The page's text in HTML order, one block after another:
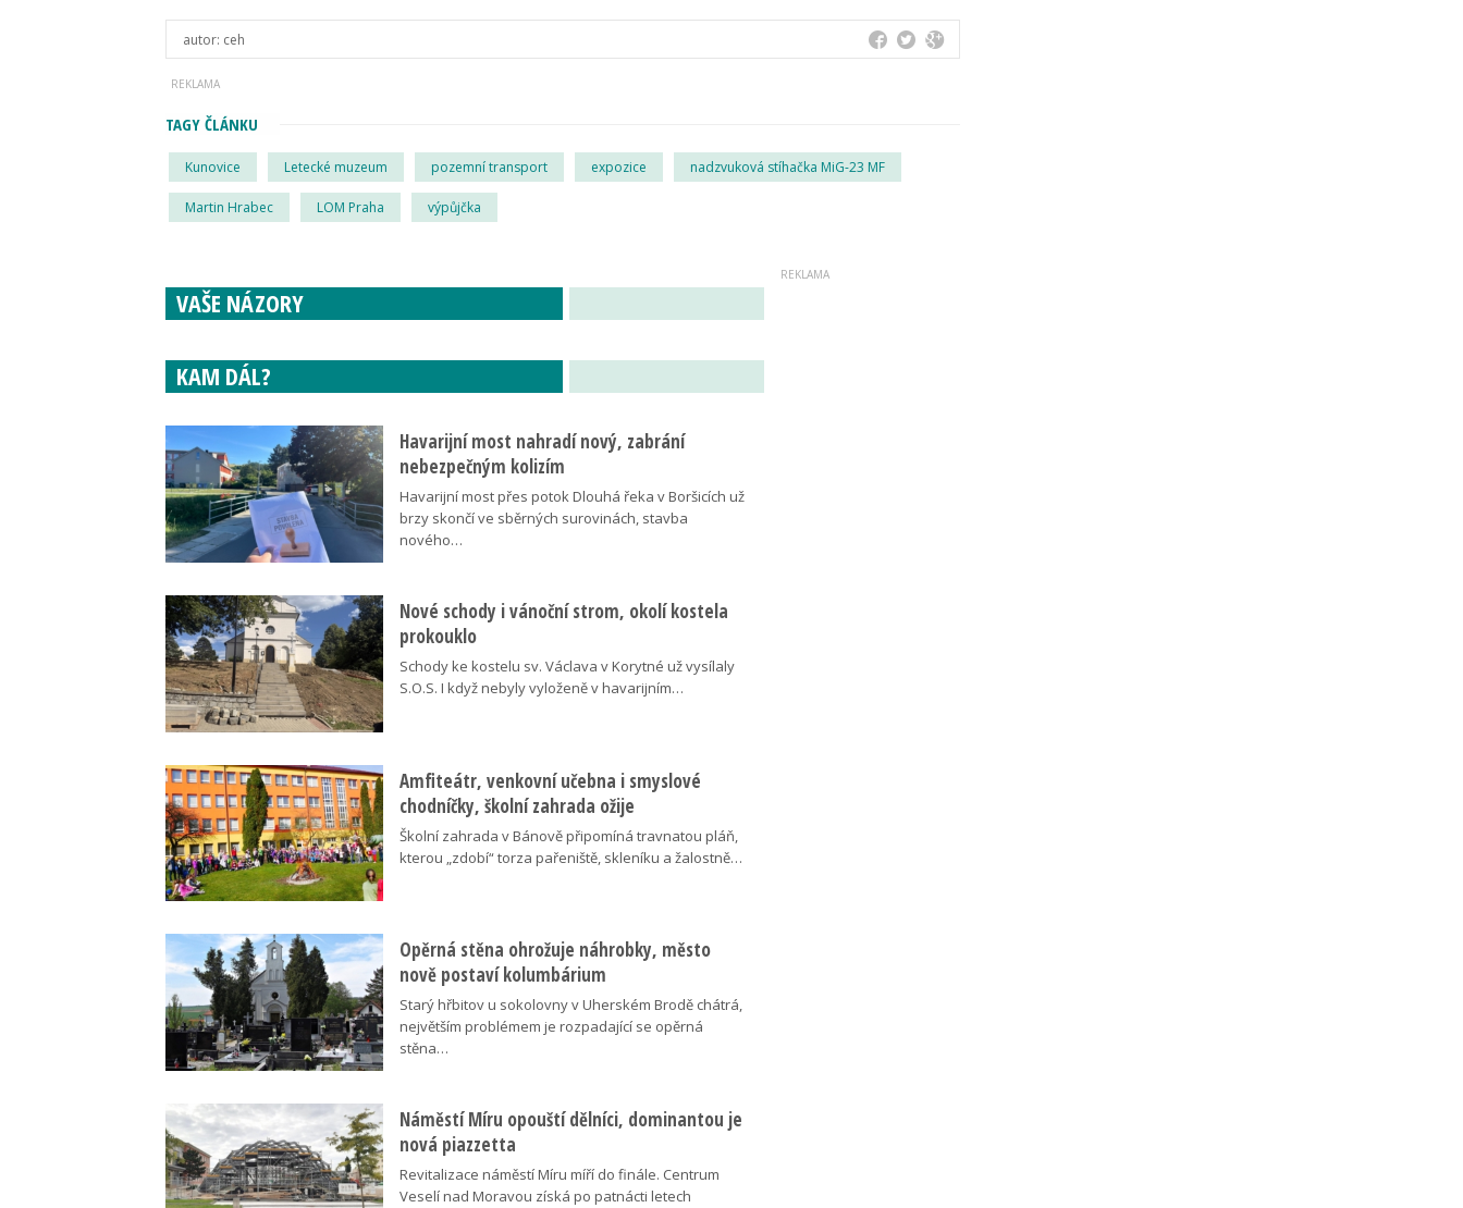
autor: ceh
TAGY ČLÁNKU
Kunovice Letecké muzeum pozemní transport expozice nadzvuková stíhačka MiG-23 MF
Martin Hrabec LOM Praha výpůjčka
VAŠE NÁZORY
KAM DÁL?
Havarijní most nahradí nový, zabrání
nebezpečným kolizím
Havarijní most přes potok Dlouhá řeka v Boršicích už
brzy skončí ve sběrných surovinách, stavba
nového…
Nové schody i vánoční strom, okolí kostela
prokouklo
Schody ke kostelu sv. Václava v Korytné už vysílaly
S.O.S. I když nebyly vyloženě v havarijním…
Amfiteátr, venkovní učebna i smyslové
chodníčky, školní zahrada ožije
Školní zahrada v Bánově připomíná travnatou pláň,
kterou „zdobí“ torza pařeniště, skleníku a žalostně…
Opěrná stěna ohrožuje náhrobky, město
nově postaví kolumbárium
Starý hřbitov u sokolovny v Uherském Brodě chátrá,
největším problémem je rozpadající se opěrná
stěna…
Náměstí Míru opouští dělníci, dominantou je
nová piazzetta
Revitalizace náměstí Míru míří do finále. Centrum
Veselí nad Moravou získá po patnácti letech